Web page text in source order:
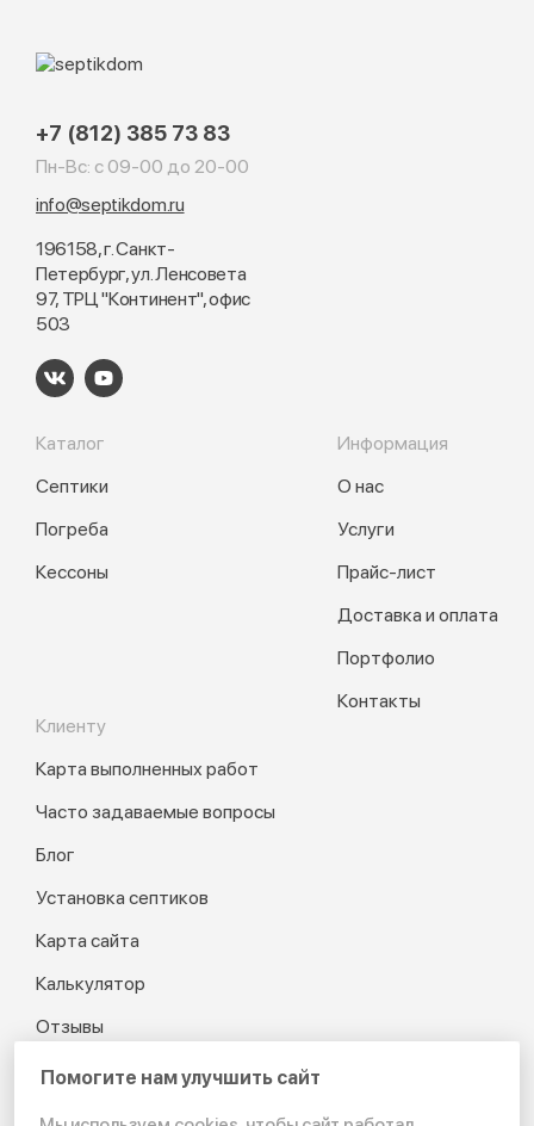
+7 (812) 385 73 83
Пн-Вс: с 09-00 до 20-00
info@septikdom.ru
196158, г. Санкт-
Петербург, ул. Ленсовета
97, ТРЦ "Континент", офис
503
Каталог
Септики
Погреба
Кессоны
Информация
О нас
Услуги
Прайс-лист
Доставка и оплата
Портфолио
Контакты
Клиенту
Карта выполненных работ
Часто задаваемые вопросы
Блог
Установка септиков
Карта сайта
Калькулятор
Отзывы
Помогите нам улучшить сайт